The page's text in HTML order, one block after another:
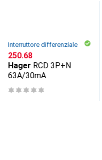
Interruttore differenziale
CHF
250.68
Hager RCD 3P+N
63A/30mA